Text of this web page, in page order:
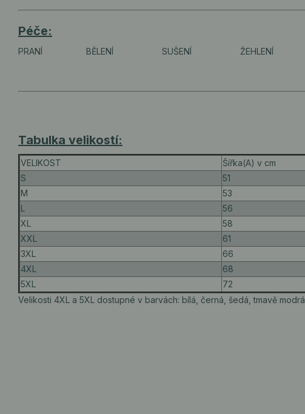
Péče:
PRANÍ BĚLENÍ SUŠENÍ ŽEHLENÍ
Tabulka velikostí:
VELIKOST Šířka(A) v cm
S
51
M
53
L
56
XL
58
XXL
61
3XL
66
4XL
68
5XL
72
Velikosti 4XL a 5XL dostupné v barvách: bílá, černá, šedá, tmavě modrá